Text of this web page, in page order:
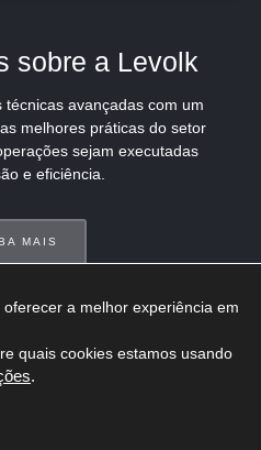
sobre a Levolk
avançadas com um
melhores práticas do setor
sejam executadas
e eficiência.
MAIS
a melhor experiência em
quais cookies estamos usando
.